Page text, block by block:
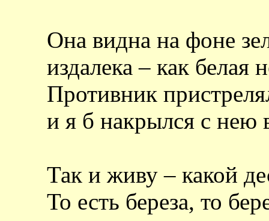
Она видна на фоне
издалека – как белая
Противник
и я б накрылся с нею
Так и живу – какой
То есть береза, то